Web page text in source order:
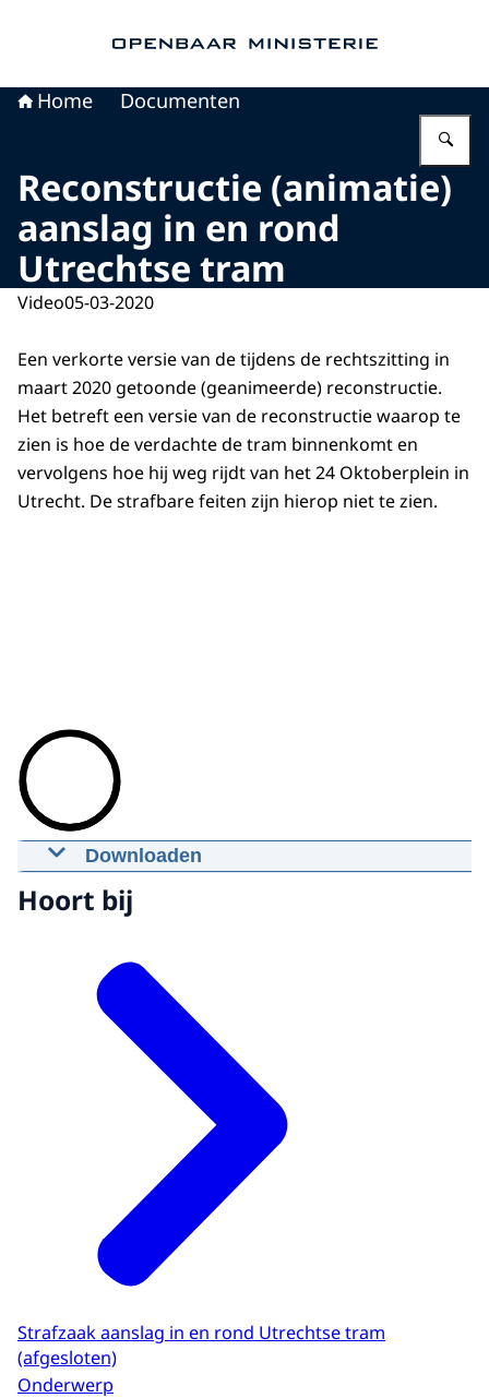
Home Documenten
Reconstructie (animatie)
aanslag in en rond
Utrechtse tram
Video05-03-2020
Een verkorte versie van de tijdens de rechtszitting in
maart 2020 getoonde (geanimeerde) reconstructie.
Het betreft een versie van de reconstructie waarop te
zien is hoe de verdachte de tram binnenkomt en
vervolgens hoe hij weg rijdt van het 24 Oktoberplein in
Utrecht. De strafbare feiten zijn hierop niet te zien.
Downloaden
Reconstructie (animatie) aanslag in en
rond Utrechtse tram
Download
Hoort bij
Strafzaak aanslag in en rond Utrechtse tram
(afgesloten)
Onderwerp